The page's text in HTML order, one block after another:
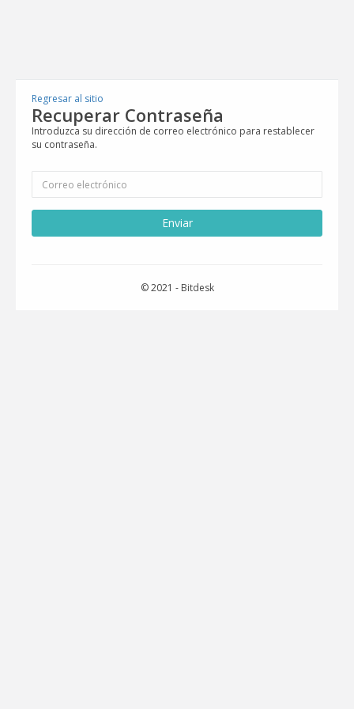
Regresar al sitio
Recuperar Contraseña
Introduzca su dirección de correo electrónico para restablecer
su contraseña.
Enviar
© 2021 - Bitdesk